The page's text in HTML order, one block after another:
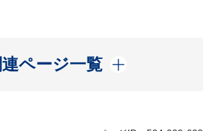
連ページ一覧
開く